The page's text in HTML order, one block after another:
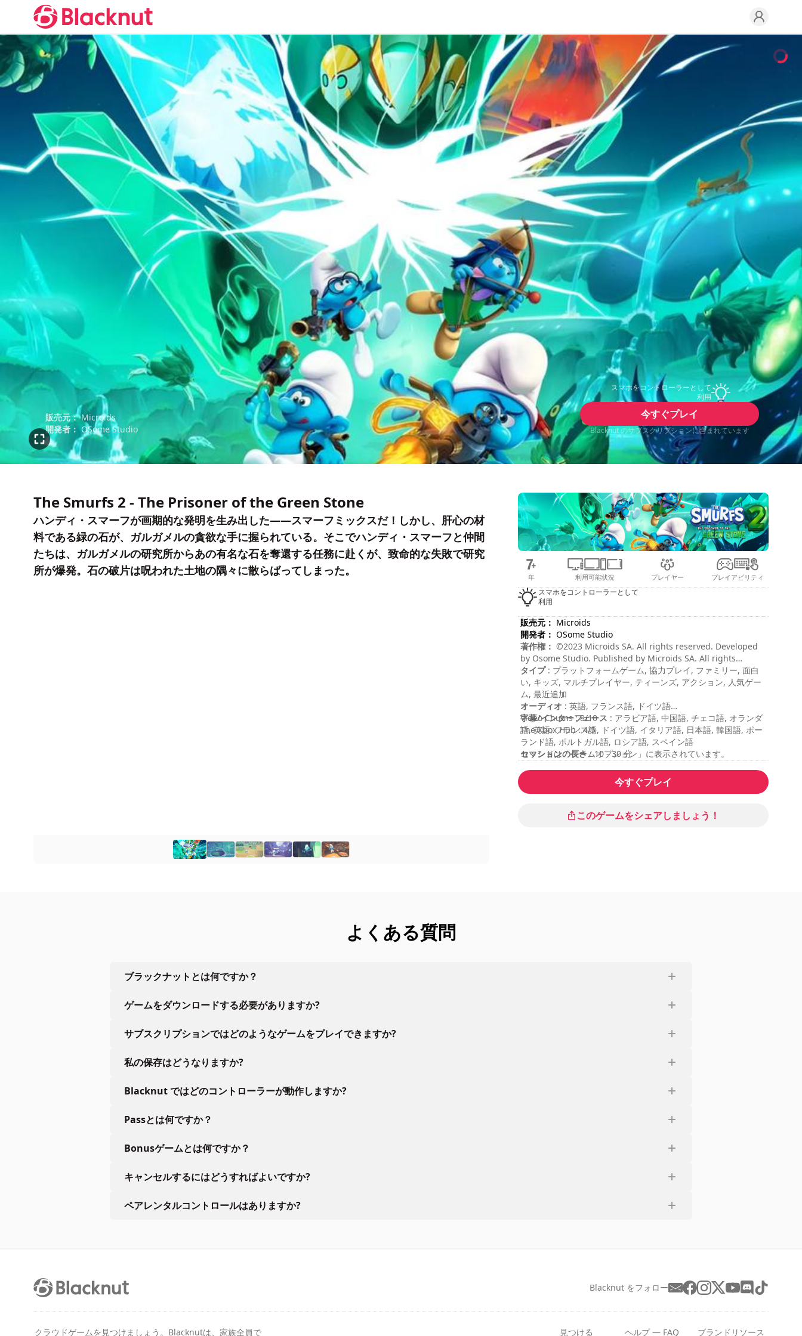
販売元： Microids
開発者： OSome Studio
スマホをコントローラーとして
利用
今すぐプレイ
Blacknut のサブスクリプションに含まれています
The Smurfs 2 - The Prisoner of the Green Stone
ハンディ・スマーフが画期的な発明を生み出した——スマーフミックスだ！しかし、肝心の材
料である緑の石が、ガルガメルの貪欲な手に握られている。そこでハンディ・スマーフと仲間
たちは、ガルガメルの研究所からあの有名な石を奪還する任務に赴くが、致命的な失敗で研究
所が爆発。石の破片は呪われた土地の隅々に散らばってしまった。
年 利用可能状況 プレイヤー プレイアビリティ
スマホをコントローラーとして
利用
販売元： Microids
開発者： OSome Studio
著作権： ©2023 Microids SA. All rights reserved. Developed
by Osome Studio. Published by Microids SA. All rights
reserved. Peyo – 2023 – Licensed through I.M.P.S. (Brussels)
タイプ: プラットフォームゲーム, 協力プレイ, ファミリー, 面白
い, キッズ, マルチプレイヤー, ティーンズ, アクション, 人気ゲー
ム, 最近追加
オーディオ : 英語, フランス語, ドイツ語
字幕/インターフェース : アラビア語, 中国語, チェコ語, オランダ
語, 英語, フランス語, ドイツ語, イタリア語, 日本語, 韓国語, ポー
ランド語, ポルトガル語, ロシア語, スペイン語
セッションの長さ: 10 - 30 分
難易度
マルチプレイヤーモード
: ローカル, コーポレーション, プレイヤ
レーティング:
Video Chums : 8/10
The Xbox Hub : 4/5
コマンドは「ゲームオプション」に表示されています。
今すぐプレイ
このゲームをシェアしましょう！
よくある質問
ブラックナットとは何ですか？
ゲームをダウンロードする必要がありますか?
サブスクリプションではどのようなゲームをプレイできますか?
私の保存はどうなりますか?
Blacknut ではどのコントローラーが動作しますか?
Passとは何ですか？
Bonusゲームとは何ですか？
キャンセルするにはどうすればよいですか?
ペアレンタルコントロールはありますか?
Blacknut をフォロー
クラウドゲームを見つけましょう。Blacknutは、家族全員で 見つける ヘルプ — FAQ ブランドリソース